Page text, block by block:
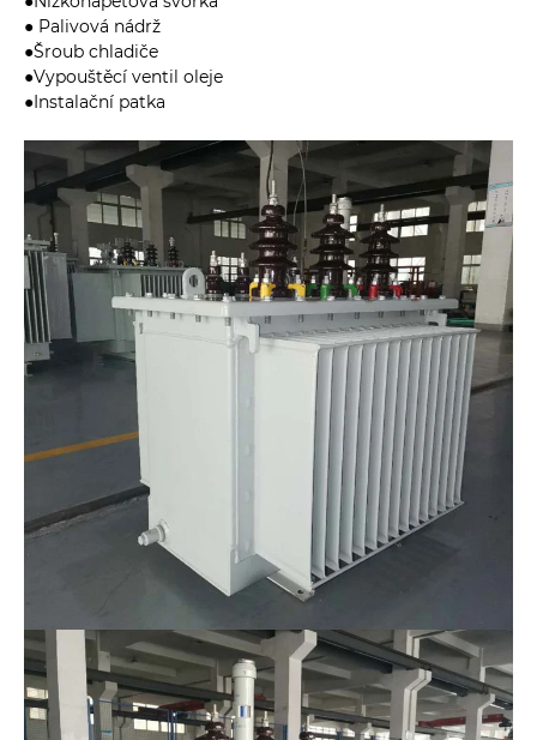
● Palivová nádrž
●Šroub chladiče
●Vypouštěcí ventil oleje
●Instalační patka